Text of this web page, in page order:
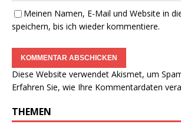
Meinen Namen, E-Mail und Website in
speichern, bis ich wieder kommentiere.
Diese Website verwendet Akismet, um
Erfahren Sie, wie Ihre Kommentardaten
THEMEN